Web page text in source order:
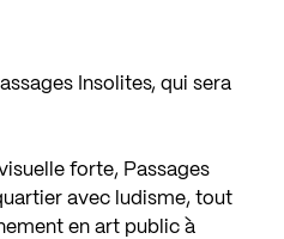
Insolites, qui sera
forte, Passages
avec ludisme, tout
en art public à